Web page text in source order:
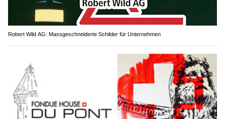
Robert Wild AG: Massgeschneiderte Schilder für Unternehmen